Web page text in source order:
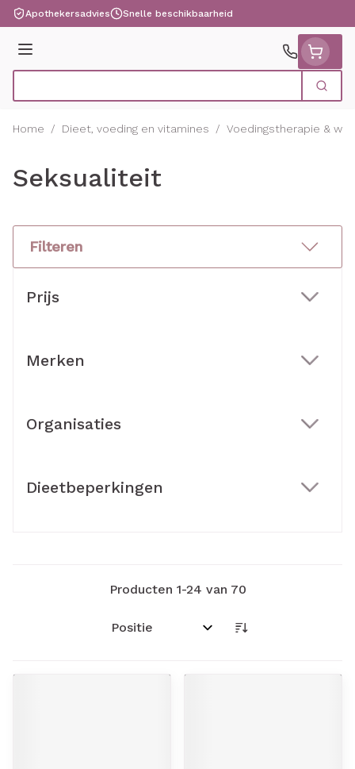
Ga naar de inhoud
Apothekersadvies Snelle beschikbaarheid
Menu
Zoek
Home / Dieet, voeding en vitamines / Voedingstherapie &
Seksualiteit
Filteren
Prijs
Merken
Organisaties
Dieetbeperkingen
Producten 1-24 van 70
Sorteer op: